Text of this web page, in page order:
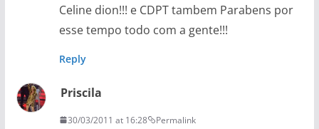
Celine dion!!! e CDPT tambem Parabens por
esse tempo todo com a gente!!!
Reply
Priscila
30/03/2011 at 16:28 Permalink